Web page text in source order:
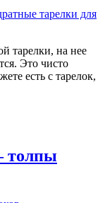
тарелки, на нее
Это чисто
есть с тарелок,
толпы